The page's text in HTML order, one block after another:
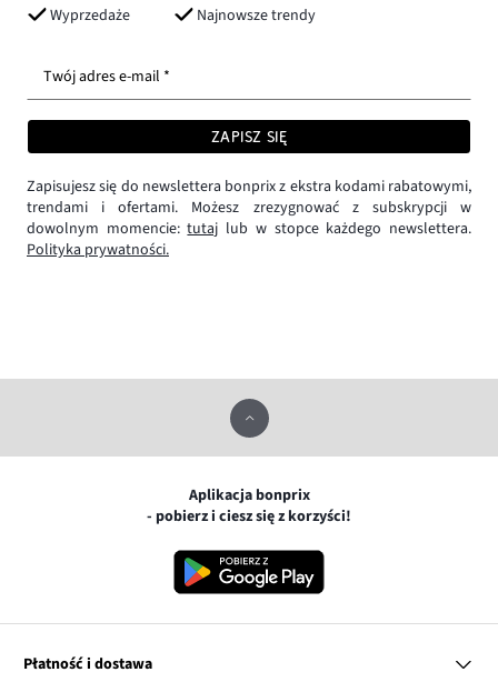
Wyprzedaże
Najnowsze trendy
Twój adres e-mail *
ZAPISZ SIĘ
Zapisujesz się do newslettera bonprix z ekstra kodami rabatowymi,
trendami i ofertami. Możesz zrezygnować z subskrypcji w
dowolnym momencie:tutaj lub w stopce każdego newslettera.
Polityka prywatności.
Aplikacja bonprix
- pobierz i ciesz się z korzyści!
Płatność i dostawa